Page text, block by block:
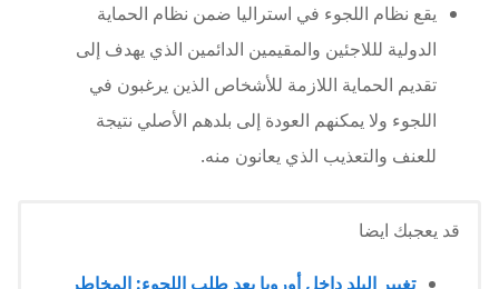
يقع نظام اللجوء في استراليا ضمن نظام الحماية
الدولية لللاجئين والمقيمين الدائمين الذي يهدف إلى
تقديم الحماية اللازمة للأشخاص الذين يرغبون في
اللجوء ولا يمكنهم العودة إلى بلدهم الأصلي نتيجة
للعنف والتعذيب الذي يعانون منه.
قد يعجبك ايضا
تغيير البلد داخل أوروبا بعد طلب اللجوء: المخاطر